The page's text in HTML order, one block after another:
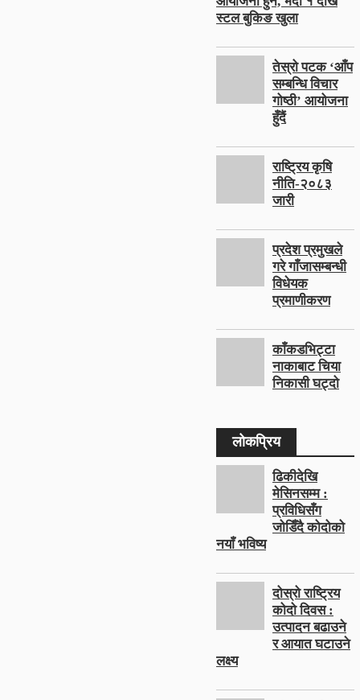
स्टल बुकिङ खुला
तेस्रो पटक ‘आँप
सम्बन्धि विचार
गोष्ठी’ आयोजना
हुँदैं
राष्ट्रिय कृषि
नीति-२०८३
जारी
प्रदेश प्रमुखले
गरे गाँजासम्बन्धी
विधेयक
प्रमाणीकरण
काँकडभिट्टा
नाकाबाट चिया
निकासी घट्दो
लोकप्रिय
ढिकीदेखि
मेसिनसम्म :
प्रविधिसँग
जोडिँदै कोदोको
नयाँ भविष्य
दोस्रो राष्ट्रिय
कोदो दिवस :
उत्पादन बढाउने
र आयात घटाउने
लक्ष्य